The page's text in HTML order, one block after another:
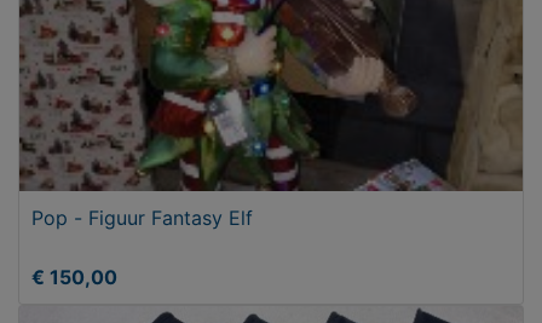
Pop - Figuur Fantasy Elf
€ 150,00